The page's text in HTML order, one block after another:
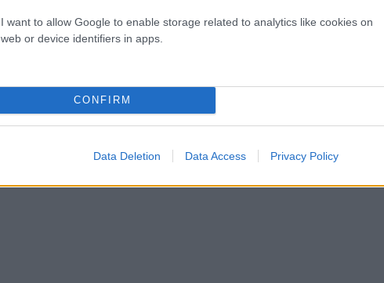
I want to allow Google to enable storage related to analytics like cookies on
web or device identifiers in apps.
CONFIRM
Data Deletion Data Access Privacy Policy